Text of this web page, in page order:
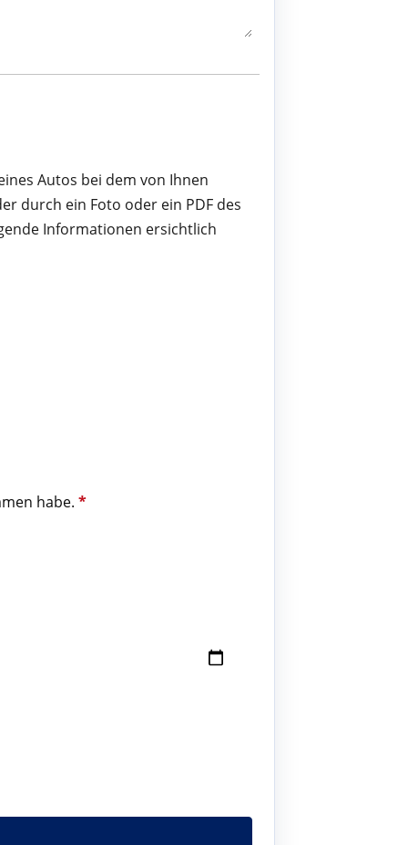
Autos bei dem von Ihnen
durch ein Foto oder ein PDF des
Informationen ersichtlich
habe.*